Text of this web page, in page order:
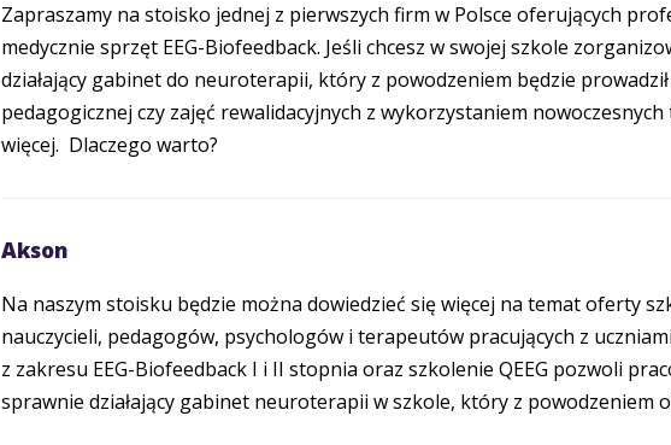
Zapraszamy na stoisko jednej z pierwszych firm w Polsce oferujących
medycznie sprzęt EEG-Biofeedback. Jeśli chcesz w swojej szkole
działający gabinet do neuroterapii, który z powodzeniem będzie
pedagogicznej czy zajęć rewalidacyjnych z wykorzystaniem
więcej. Dlaczego warto?
Akson
Na naszym stoisku będzie można dowiedzieć się więcej na temat oferty
nauczycieli, pedagogów, psychologów i terapeutów pracujących z
z zakresu EEG-Biofeedback I i II stopnia oraz szkolenie QEEG pozwoli
sprawnie działający gabinet neuroterapii w szkole, który z powodzeniem